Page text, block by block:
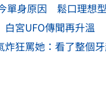
單身原因 鬆口理想
宮UFO傳聞再升溫
炸狂罵她：看了整個